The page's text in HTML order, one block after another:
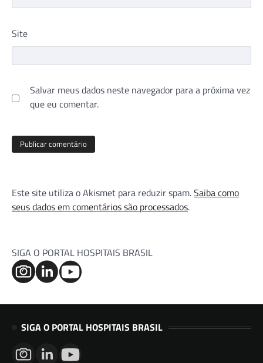
Site
Salvar meus dados neste navegador para a próxima vez
que eu comentar.
Este site utiliza o Akismet para reduzir spam.Saiba como
seus dados em comentários são processados.
SIGA O PORTAL HOSPITAIS BRASIL
SIGA O PORTAL HOSPITAIS BRASIL